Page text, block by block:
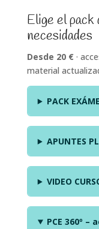
Elige el pack
necesidades
Desde 20 €·
material
PACK
APUNTES
VIDEO
PCE 360º